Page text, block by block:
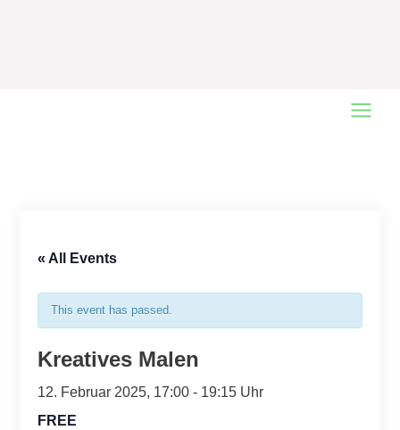
Main
« All Events
This event has passed.
Kreatives Malen
12. Februar 2025, 17:00 - 19:15
FREE